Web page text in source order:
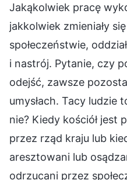
Jakąkolwiek pracę
jakkolwiek zmieniały
społeczeństwie,
i nastrój. Pytanie, czy
odejść, zawsze
umysłach. Tacy ludzie
nie? Kiedy kościół jest
przez rząd kraju lub
aresztowani lub
odrzucani przez